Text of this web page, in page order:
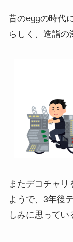
昔のeggの時代
らしく、造詣の
またデコチャリ
ようで、3年後
しみに思ってい